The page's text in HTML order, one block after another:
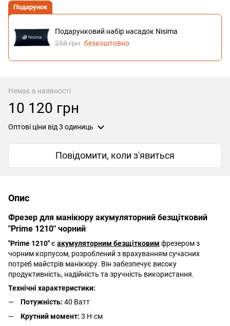
Подарунок
Подарунковий набір насадок Nisima
258 грн безкоштовно
Немає в наявності
10 120 грн
Оптові ціни від 3 одиниць
Повідомити, коли з'явиться
Опис
Фрезер для манікюру акумуляторний безщітковий
"Prime 1210" чорний
"Prime 1210"є акумуляторним безщітковим фрезером з
чорним корпусом, розроблений з врахуванням сучасних
потреб майстрів манікюру. Він забезпечує високу
продуктивність, надійність та зручність використання.
Технічні характеристики:
Потужність: 40 Ватт
Крутний момент: 3 Н·см